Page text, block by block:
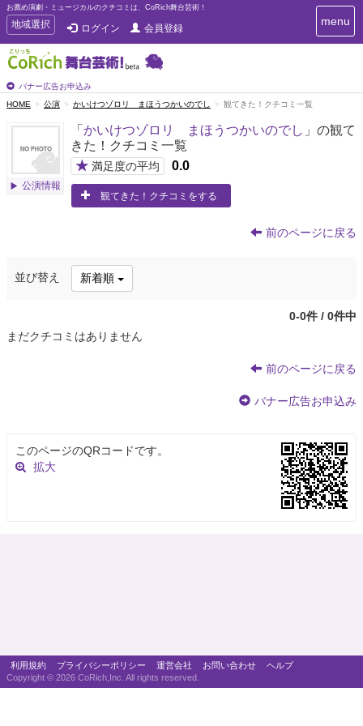
お薦め演劇・ミュージカルのクチコミは、CoRich舞台芸術！
T
o
g
g
e
n
a
t
地域選択 ログイン 会員登録
バナー広告お申込み
T
o
a
i
menu
HOME 公演 かいけつゾロリ まほうつかいのでし 観てきた！クチコミ一覧
公演情報
「 かいけつゾロリ まほうつかいのでし 」の観て
きた！クチコミ一覧
★ 満足度の平均 0.0
観てきた！クチコミをする
前のページに戻る
並び替え 新着順
0-0件 / 0件中
まだクチコミはありません
前のページに戻る
バナー広告お申込み
このページのQRコードです。
拡大
利用規約 プライバシーポリシー 運営会社 お問い合わせ
ヘルプ
Copyright © 2026 CoRich,Inc. All rights reserved.